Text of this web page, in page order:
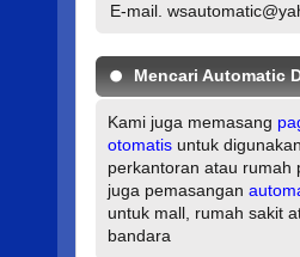
E-mail.
Mencari Automatic
Kami juga memasang
otomatisuntuk
perkantoran atau rumah
juga pemasangan
untuk mall, rumah sakit
bandara